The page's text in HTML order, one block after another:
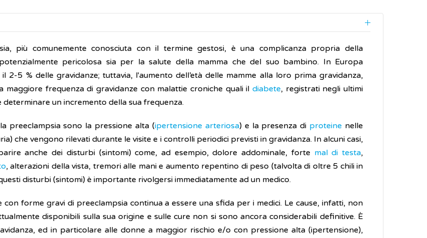
più comunemente conosciuta con il termine gestosi, è una complicanza propria della
pericolosa sia per la salute della mamma che del suo bambino. In Europa
2-5 % delle gravidanze; tuttavia, l'aumento dell’età delle mamme alla loro prima gravidanza,
maggiore frequenza di gravidanze con malattie croniche quali il diabete, registrati negli ultimi
un incremento della sua frequenza.
preeclampsia sono la pressione alta (ipertensione arteriosa) e la presenza di proteine nelle
che vengono rilevati durante le visite e i controlli periodici previsti in gravidanza. In alcuni casi,
anche dei disturbi (sintomi) come, ad esempio, dolore addominale, forte mal di testa,
, alterazioni della vista, tremori alle mani e aumento repentino di peso (talvolta di oltre 5 chili in
disturbi (sintomi) è importante rivolgersi immediatamente ad un medico.
con forme gravi di preeclampsia continua a essere una sfida per i medici. Le cause, infatti, non
disponibili sulla sua origine e sulle cure non si sono ancora considerabili definitive. È
ed in particolare alle donne a maggior rischio e/o con pressione alta (ipertensione),